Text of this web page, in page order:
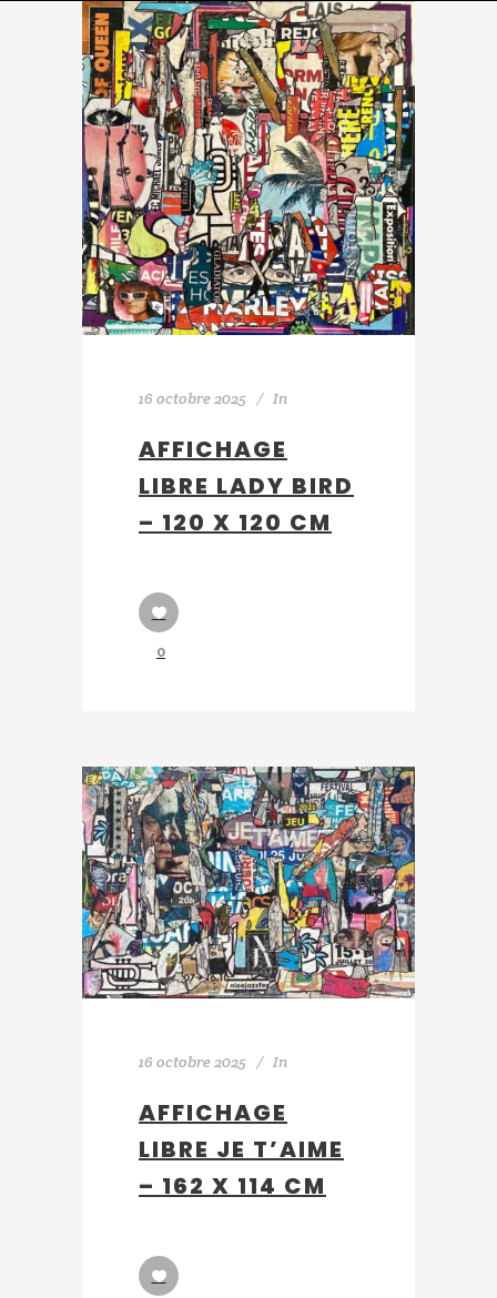
16 octobre 2025 In
AFFICHAGE
LIBRE LADY BIRD
– 120 X 120 CM
0
16 octobre 2025 In
AFFICHAGE
LIBRE JE T’AIME
– 162 X 114 CM